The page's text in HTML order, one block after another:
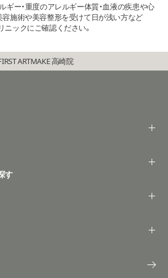
ギー・重度のアレルギー体質・血液の疾患や心
容施術や美容整形を受けて日が浅い方など
ックにご確認ください。
ARTMAKE ⾼崎院
す